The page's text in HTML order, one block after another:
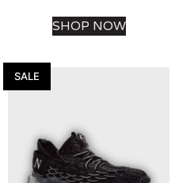
SHOP NOW